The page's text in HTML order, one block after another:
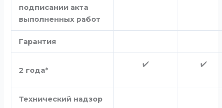
подписании акта
выполненных работ
Гарантия
2 года*
✔️ ✔️
Технический надзор